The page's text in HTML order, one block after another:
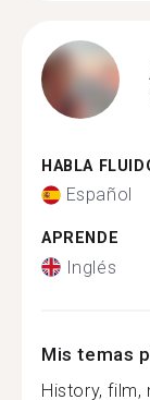
HABLA
Español
APRENDE
Inglés
Mis temas
History, film,